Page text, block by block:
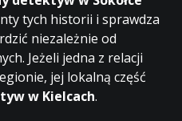
tych historii i sprawdza
niezależnie od
Jeżeli jedna z relacji
jej lokalną część
w Kielcach.